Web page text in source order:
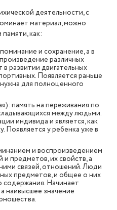
деятельности, с
материал, можно
как:
и сохранение, а в
различных
развитии двигательных
Появляется раньше
для полноценного
память на переживания по
между людьми.
индивида и является, как
Появляется у ребенка уже в
и воспроизведением
и предметов, их свойств, а
связей, отношений. Люди
предметов, и общее о них
содержания. Начинает
наивысшее значение